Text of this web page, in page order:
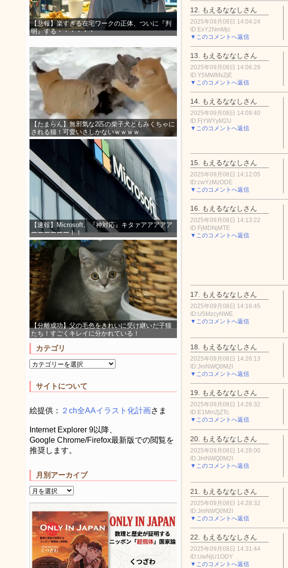
【悲報】楽すぎる在宅ワークの正体、ついに『判
明』する・・・・・・
【たまらん】無邪気な2匹の柴子犬ともみくちゃに
される猫！可愛いさしかないｗｗｗｗ
【速報】Microsoft、『神対応』キタァアアアアア
ーーーーーー！！
【分離成功】父の毛色をきれいに受け継いだ子猫
たち！すごくキレイに分かれている！
カテゴリ
サイトについて
絵提供： ２ch全AAイラスト化計画さま
Internet Explorer 9以降、
Google Chrome/Firefox最新版での閲覧を
推奨します。
月別アーカイブ
12. もえるななしさん
2025年09月08日 14:04:24
ID:ExY2NmMjc
▼このコメントへ返信
13. もえるななしさん
2025年09月08日 14:06:29
ID:Y5MWMxZjE
▼このコメントへ返信
14. もえるななしさん
2025年09月08日 14:09:40
ID:FjYWYyM2U
▼このコメントへ返信
15. もえるななしさん
2025年09月08日 14:12:05
ID:cwYzMzODE
▼このコメントへ返信
16. もえるななしさん
2025年09月08日 14:13:22
ID:FjMDNjMTE
▼このコメントへ返信
17. もえるななしさん
2025年09月08日 14:16:45
ID:U5MzcyNWE
▼このコメントへ返信
18. もえるななしさん
2025年09月08日 14:26:13
ID:JmNWQ0M2I
▼このコメントへ返信
19. もえるななしさん
2025年09月08日 14:26:32
ID:E1MmZjZTc
▼このコメントへ返信
20. もえるななしさん
2025年09月08日 14:28:00
ID:JmNWQ0M2I
▼このコメントへ返信
21. もえるななしさん
2025年09月08日 14:28:32
ID:JmNWQ0M2I
▼このコメントへ返信
22. もえるななしさん
2025年09月08日 14:31:44
ID:UwNjU1ODY
▼このコメントへ返信